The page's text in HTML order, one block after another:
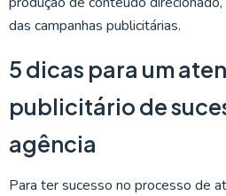
das campanhas publicitárias.
5 dicas para um
publicitário de
agência
Para ter sucesso no processo de